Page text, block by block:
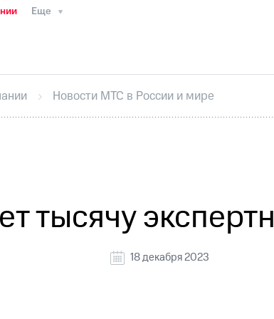
Еще
ИнтервьюФинансовая отчетность
секретарьРаскрытие информации
кабинет акционераАкционерный
Новости МТС в России и мире
тысячу
18 декабря 2023